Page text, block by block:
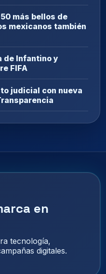
más bellos de
mexicanos también
de Infantino y
FIFA
judicial con nueva
en
tecnología,
digitales.